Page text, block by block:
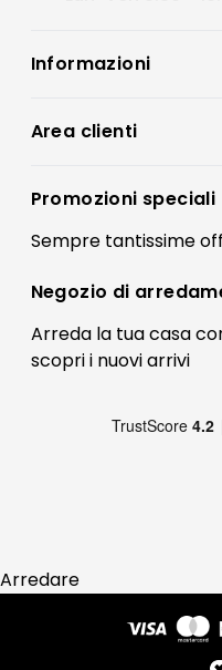
Informazioni
Condizioni di vendita
Preferenze Cookies
Termini e condizioni
Contatti
FAQ
Pagamenti
Area clienti
Registrati
Il mio account
Promozioni speciali
Sempre tantissime
Negozio di
Arreda la tua casa
scopri i nuovi arrivi
Arredare